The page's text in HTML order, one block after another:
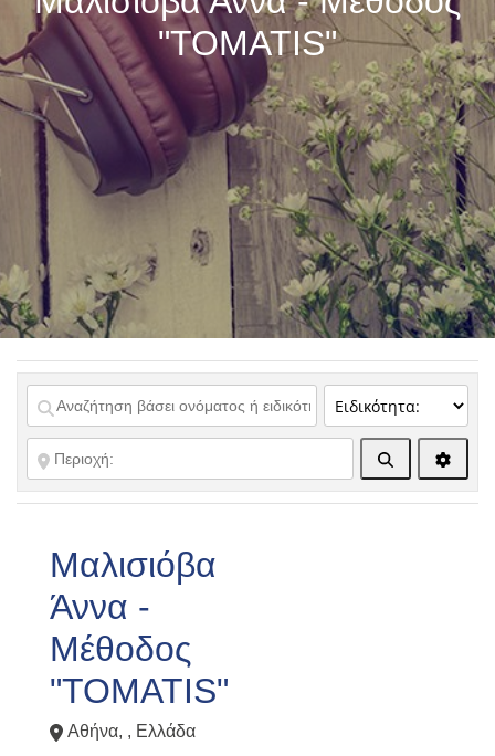
"TOMATIS"
Αναζήτηση
Μαλισιόβα
Άννα -
Μέθοδος
"TOMATIS"
Αθήνα, , Ελλάδα